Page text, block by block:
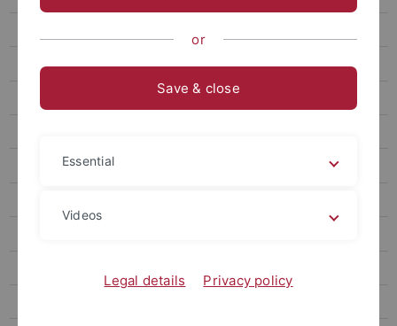
Dr. Barbara Bergmann
Dr. Klaus Bott
or
Save & close
Essential
Videos
Legal details Privacy policy